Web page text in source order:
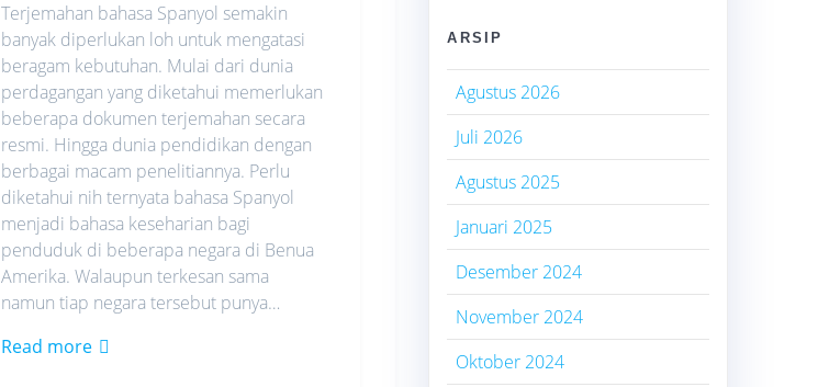
Terjemahan bahasa Spanyol semakin
banyak diperlukan loh untuk mengatasi
beragam kebutuhan. Mulai dari dunia
perdagangan yang diketahui memerlukan
beberapa dokumen terjemahan secara
resmi. Hingga dunia pendidikan dengan
berbagai macam penelitiannya. Perlu
diketahui nih ternyata bahasa Spanyol
menjadi bahasa keseharian bagi
penduduk di beberapa negara di Benua
Amerika. Walaupun terkesan sama
namun tiap negara tersebut punya…
Read more
ARSIP
Agustus 2026
Juli 2026
Agustus 2025
Januari 2025
Desember 2024
November 2024
Oktober 2024